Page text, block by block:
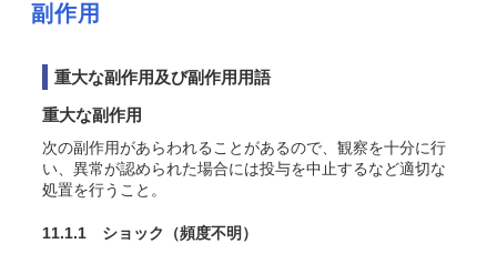
副作用
重大な副作用及び副作用用語
重大な副作用
次の副作用があらわれることがあるので、観察を十分に行
い、異常が認められた場合には投与を中止するなど適切な
処置を行うこと。
11.1.1 ショック （頻度不明）